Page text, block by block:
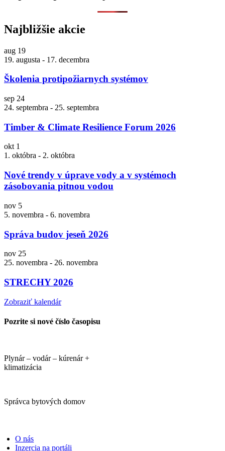
Najbližšie akcie
aug 19
19. augusta - 17. decembra
Školenia protipožiarnych systémov
sep 24
24. septembra - 25. septembra
Timber & Climate Resilience Forum 2026
okt 1
1. októbra - 2. októbra
Nové trendy v úprave vody a v systémoch
zásobovania pitnou vodou
nov 5
5. novembra - 6. novembra
Správa budov jeseň 2026
nov 25
25. novembra - 26. novembra
STRECHY 2026
Zobraziť kalendár
Pozrite si nové číslo časopisu
Plynár – vodár – kúrenár +
klimatizácia
Správca bytových domov
O nás
Inzercia na portáli